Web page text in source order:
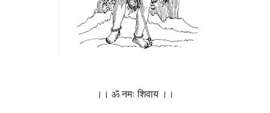
।। ॐ नमः शिवाय ।।